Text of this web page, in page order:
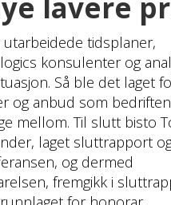
lavere
tidsplaner,
konsulenter og
Så ble det laget
og anbud som
mellom. Til slutt bisto
laget sluttrapport
og dermed
fremgikk i